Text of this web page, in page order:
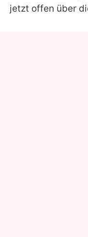
jetzt offen über